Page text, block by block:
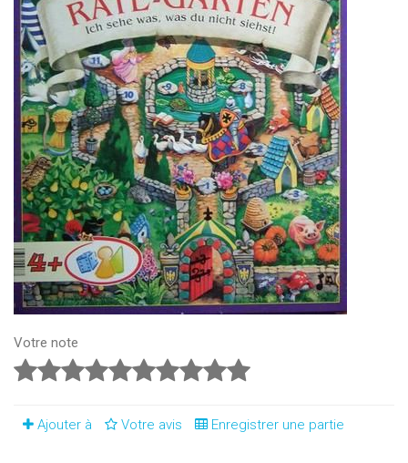
Votre note
Ajouter à Votre avis Enregistrer une partie